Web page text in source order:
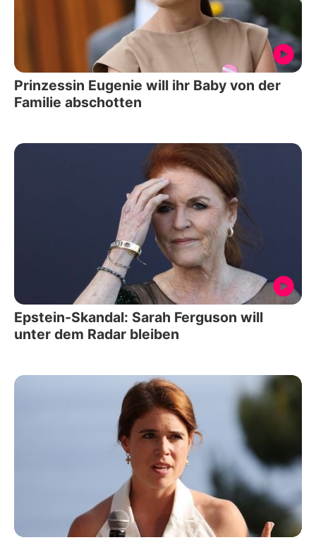
Prinzessin Eugenie will ihr Baby von der
Familie abschotten
Epstein-Skandal: Sarah Ferguson will
unter dem Radar bleiben